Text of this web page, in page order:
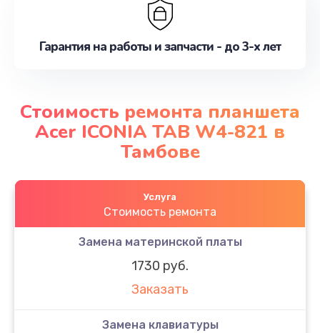
Гарантия на работы и запчасти - до 3-х лет
Стоимость ремонта планшета
Acer ICONIA TAB W4-821 в
Тамбове
Услуга
Стоимость ремонта
Замена материнской платы
1730 руб.
Заказать
Замена клавиатуры